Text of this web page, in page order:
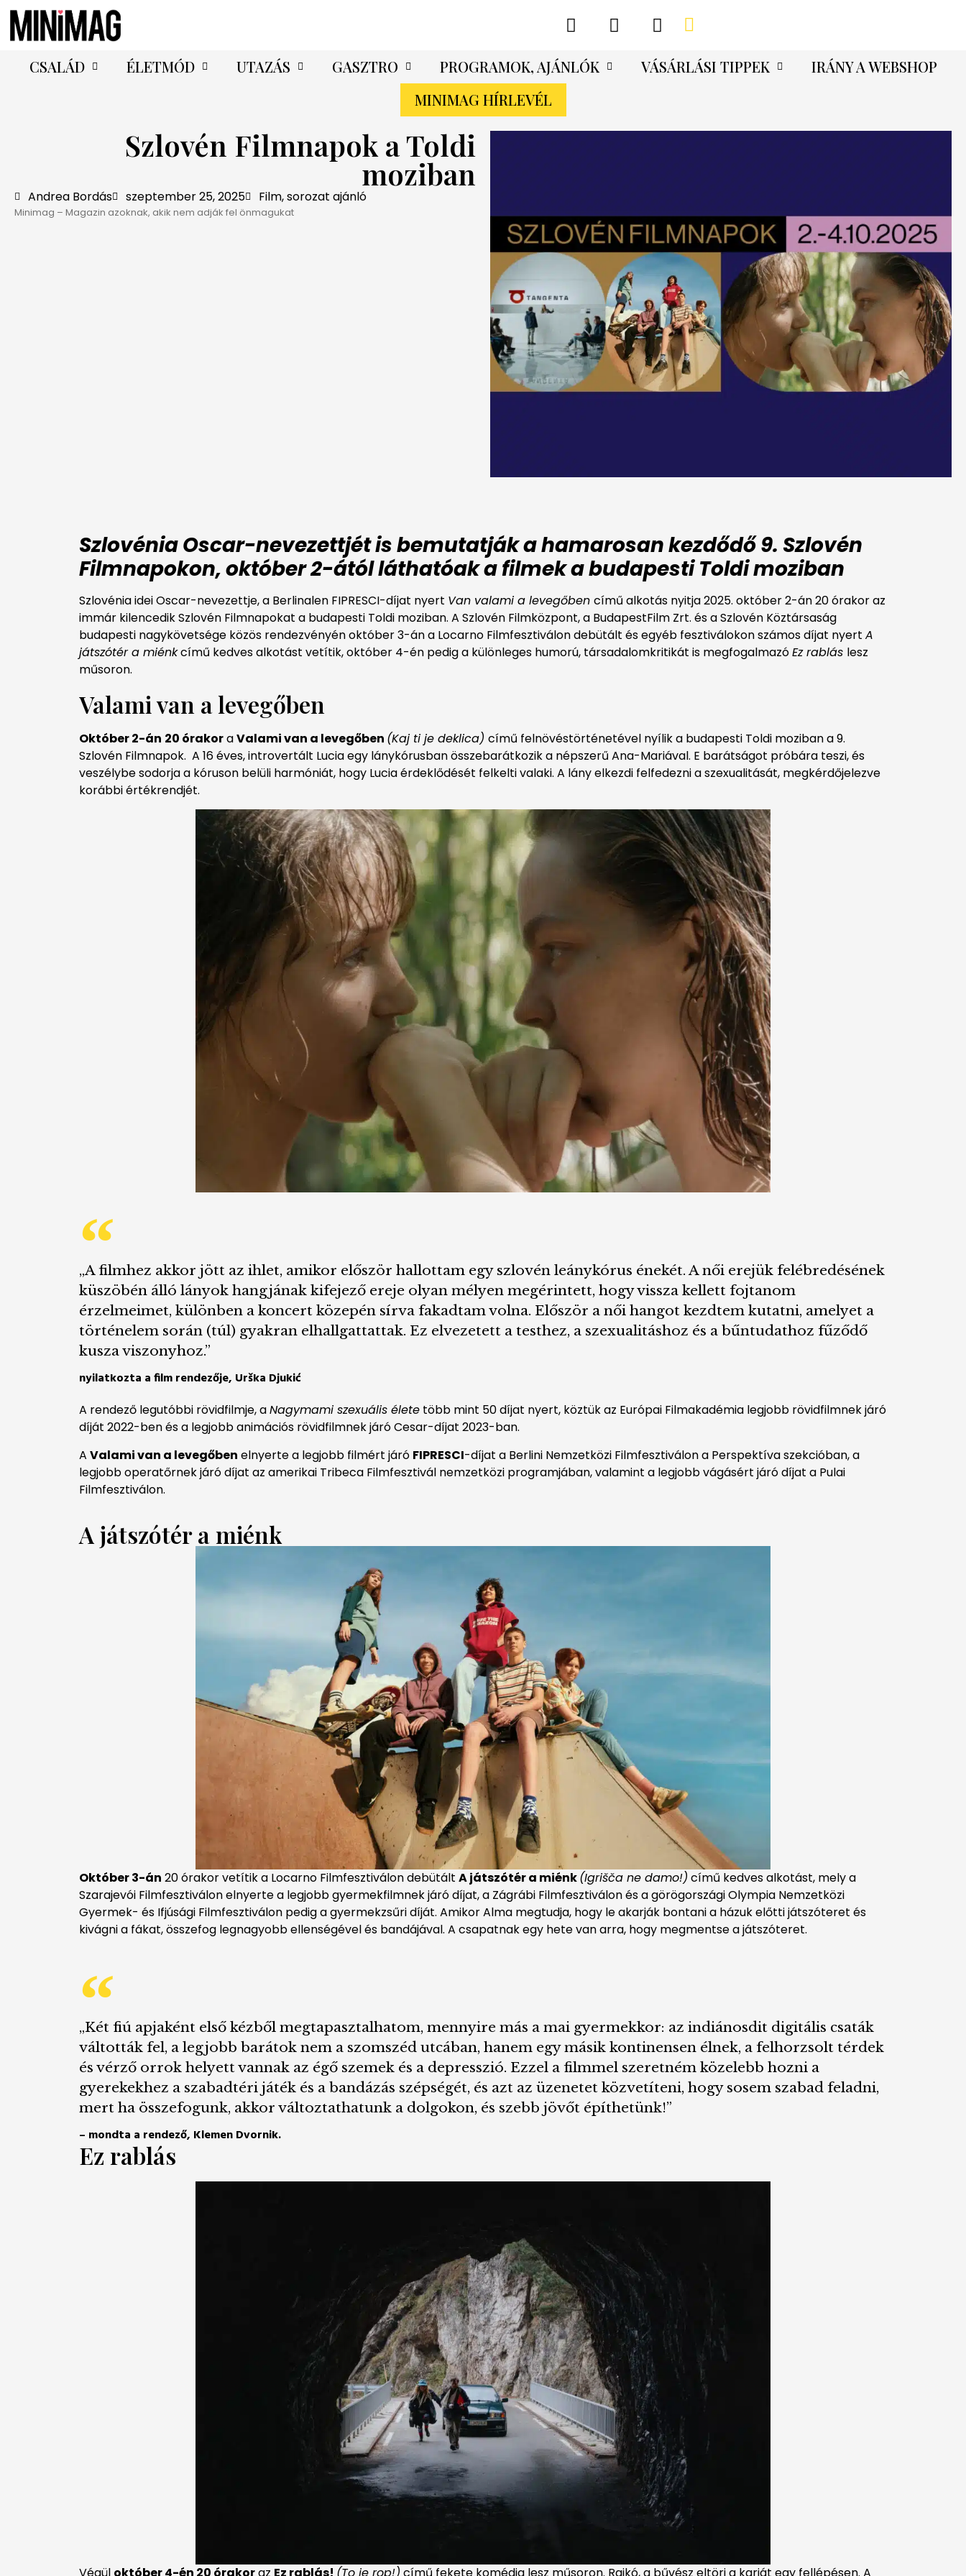
CSALÁD ÉLETMÓD UTAZÁS GASZTRO PROGRAMOK, AJÁNLÓK VÁSÁRLÁSI TIPPEK
IRÁNY A WEBSHOP
MINIMAG HÍRLEVÉL
Szlovén Filmnapok a Toldi
moziban
Andrea Bordás szeptember 25, 2025 Film, sorozat ajánló
Minimag – Magazin azoknak, akik nem adják fel önmagukat
Szlovénia Oscar-nevezettjét is bemutatják a hamarosan kezdődő 9. Szlovén
Filmnapokon, október 2-ától láthatóak a filmek a budapesti Toldi moziban
Szlovénia idei Oscar-nevezettje, a Berlinalen FIPRESCI-díjat nyert Van valami a levegőben című alkotás nyitja 2025. október 2-án 20 órakor az
immár kilencedik Szlovén Filmnapokat a budapesti Toldi moziban. A Szlovén Filmközpont, a BudapestFilm Zrt. és a Szlovén Köztársaság
budapesti nagykövetsége közös rendezvényén október 3-án a Locarno Filmfesztiválon debütált és egyéb fesztiválokon számos díjat nyert A
játszótér a miénkcímű kedves alkotást vetítik, október 4-én pedig a különleges humorú, társadalomkritikát is megfogalmazóEz rablás lesz
műsoron.
Valami van a levegőben
Október 2-án 20 órakoraValami van a levegőben (Kaj ti je deklica) című felnövéstörténetével nyílik a budapesti Toldi moziban a 9.
Szlovén Filmnapok. A 16 éves, introvertált Lucia egy lánykórusban összebarátkozik a népszerű Ana-Mariával. E barátságot próbára teszi, és
veszélybe sodorja a kóruson belüli harmóniát, hogy Lucia érdeklődését felkelti valaki. A lány elkezdi felfedezni a szexualitását, megkérdőjelezve
korábbi értékrendjét.
„A filmhez akkor jött az ihlet, amikor először hallottam egy szlovén leánykórus énekét. A női erejük felébredésének
küszöbén álló lányok hangjának kifejező ereje olyan mélyen megérintett, hogy vissza kellett fojtanom
érzelmeimet, különben a koncert közepén sírva fakadtam volna. Először a női hangot kezdtem kutatni, amelyet a
történelem során (túl) gyakran elhallgattattak. Ez elvezetett a testhez, a szexualitáshoz és a bűntudathoz fűződő
kusza viszonyhoz.”
nyilatkozta a film rendezője, Urška Djukić
A rendező legutóbbi rövidfilmje, aNagymami szexuális élete több mint 50 díjat nyert, köztük az Európai Filmakadémia legjobb rövidfilmnek járó
díját 2022-ben és a legjobb animációs rövidfilmnek járó Cesar-díjat 2023-ban.
A Valami van a levegőben elnyerte a legjobb filmért járó FIPRESCI-díjat a Berlini Nemzetközi Filmfesztiválon a Perspektíva szekcióban, a
legjobb operatőrnek járó díjat az amerikai Tribeca Filmfesztivál nemzetközi programjában, valamint a legjobb vágásért járó díjat a Pulai
Filmfesztiválon.
A játszótér a miénk
Október 3-án 20 órakor vetítik a Locarno Filmfesztiválon debütált A játszótér a miénk(Igrišča ne damo!) című kedves alkotást, mely a
Szarajevói Filmfesztiválon elnyerte a legjobb gyermekfilmnek járó díjat, a Zágrábi Filmfesztiválon és a görögországi Olympia Nemzetközi
Gyermek- és Ifjúsági Filmfesztiválon pedig a gyermekzsűri díját. Amikor Alma megtudja, hogy le akarják bontani a házuk előtti játszóteret és
kivágni a fákat, összefog legnagyobb ellenségével és bandájával. A csapatnak egy hete van arra, hogy megmentse a játszóteret.
„Két fiú apjaként első kézből megtapasztalhatom, mennyire más a mai gyermekkor: az indiánosdit digitális csaták
váltották fel, a legjobb barátok nem a szomszéd utcában, hanem egy másik kontinensen élnek, a felhorzsolt térdek
és vérző orrok helyett vannak az égő szemek és a depresszió. Ezzel a filmmel szeretném közelebb hozni a
gyerekekhez a szabadtéri játék és a bandázás szépségét, és azt az üzenetet közvetíteni, hogy sosem szabad feladni,
mert ha összefogunk, akkor változtathatunk a dolgokon, és szebb jövőt építhetünk!”
– mondta a rendező, Klemen Dvornik.
Ez rablás